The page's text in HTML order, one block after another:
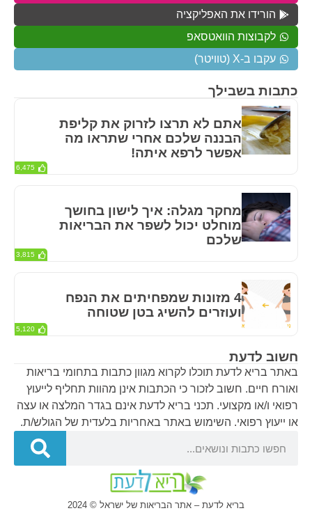
חשוב לדעת
באתר בריא לדעת תוכלו לקרוא מגוון כתבות בתחומי בריאות
ואורח חיים. חשוב לזכור כי הכתבות אינן מהוות תחליף לייעוץ
רפואי ו/או מקצועי. תכני בריא לדעת אינם בגדר המלצה או עצה
או ייעוץ רפואי. השימוש באתר באחריות בלעדית של הגולש/ת.
בריא לדעת – אתר הבריאות של ישראל © 2024
כתבות בשבילך
אתם לא תרצו לזרוק את קליפת
הבננה שלכם אחרי שתראו מה
אפשר לרפא איתה!
6,475
מחקר מגלה: איך לישון בחושך
מוחלט יכול לשפר את הבריאות
שלכם
3,815
4 מזונות שמפחיתים את הנפח
ועוזרים להשיג בטן שטוחה
5,120
הורידו את האפליקציה
לקבוצות הוואטסאפ
עקבו ב-X (טוויטר)